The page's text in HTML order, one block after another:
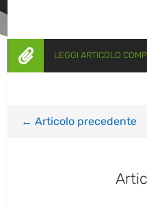
 LEGGI ARTICOLO
←Articolo precedente